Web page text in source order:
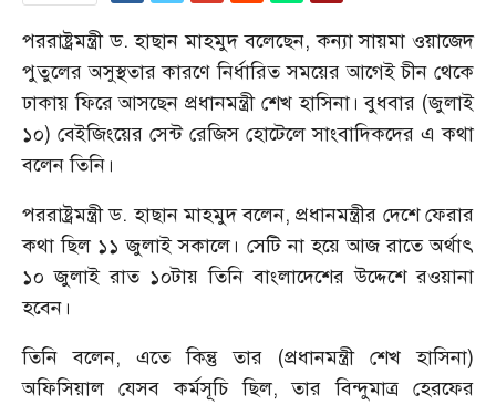
পররাষ্ট্রমন্ত্রী ড. হাছান মাহমুদ বলেছেন, কন্যা সায়মা ওয়াজেদ
পুতুলের অসুস্থতার কারণে নির্ধারিত সময়ের আগেই চীন থেকে
ঢাকায় ফিরে আসছেন প্রধানমন্ত্রী শেখ হাসিনা। বুধবার (জুলাই
১০) বেইজিংয়ের সেন্ট রেজিস হোটেলে সাংবাদিকদের এ কথা
বলেন তিনি।
পররাষ্ট্রমন্ত্রী ড. হাছান মাহমুদ বলেন, প্রধানমন্ত্রীর দেশে ফেরার
কথা ছিল ১১ জুলাই সকালে। সেটি না হয়ে আজ রাতে অর্থাৎ
১০ জুলাই রাত ১০টায় তিনি বাংলাদেশের উদ্দেশে রওয়ানা
হবেন।
তিনি বলেন, এতে কিন্তু তার (প্রধানমন্ত্রী শেখ হাসিনা)
অফিসিয়াল যেসব কর্মসূচি ছিল, তার বিন্দুমাত্র হেরফের